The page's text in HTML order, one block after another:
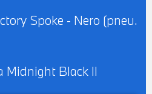
Spoke - Nero (pneu.
Midnight Black II